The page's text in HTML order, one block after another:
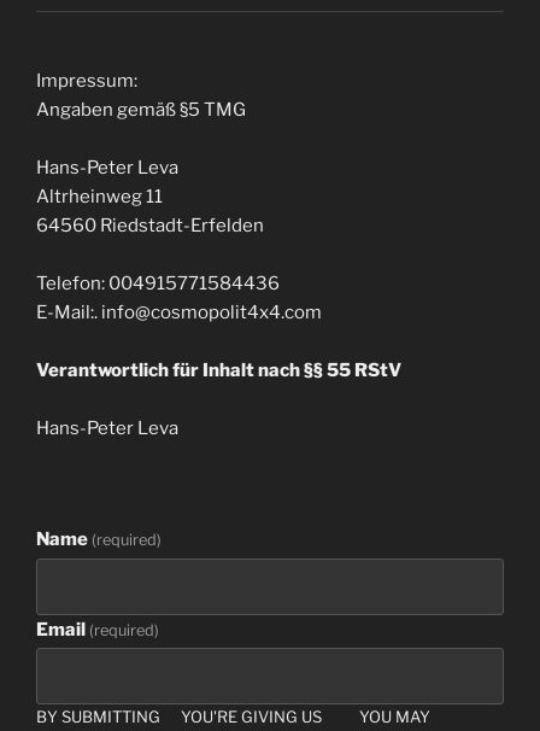
Impressum:
Angaben gemäß §5 TMG
Hans-Peter Leva
Altrheinweg11
64560 Riedstadt-Erfelden
Telefon: 004915771584436
E-Mail :. info@cosmopolit4x4.com
Verantwortlich für Inhalt nach §§55 RStV
Hans-Peter Leva
Name (required)
Email (required)
BY SUBMITTING
YOU'RE GIVING US
YOU MAY